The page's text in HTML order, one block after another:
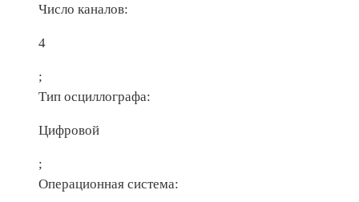
Число каналов:
4
;
Тип осциллографа:
Цифровой
;
Операционная система: